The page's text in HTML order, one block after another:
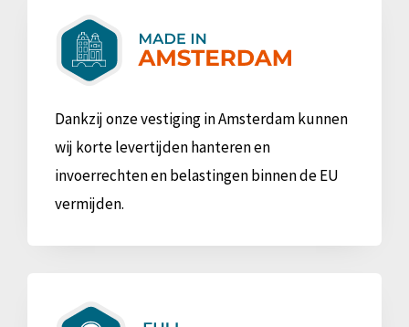
Dankzij onze vestiging in Amsterdam kunnen
wij korte levertijden hanteren en
invoerrechten en belastingen binnen de EU
vermijden.